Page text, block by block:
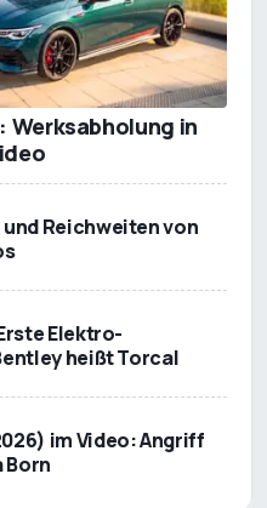
Werksabholung in
Reichweiten von
Elektro-
heißt Torcal
im Video: Angriff
Born